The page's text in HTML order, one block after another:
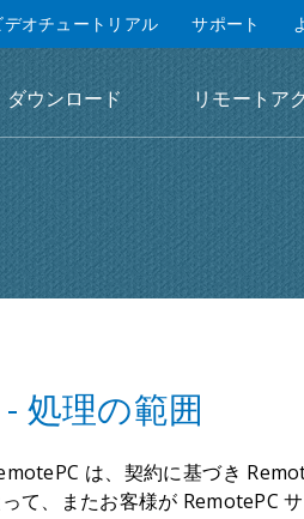
デオチュートリアル サポート
ダウンロード リモートア
処理の範囲
は、契約に基づき
て、またお客様が RemotePC